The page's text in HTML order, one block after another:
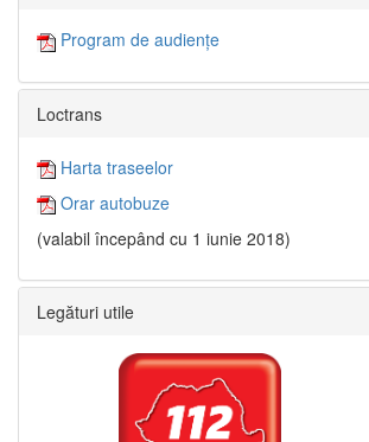
Program de audiențe
Loctrans
Harta traseelor
Orar autobuze
(valabil începând cu 1 iunie 2018)
Legături utile